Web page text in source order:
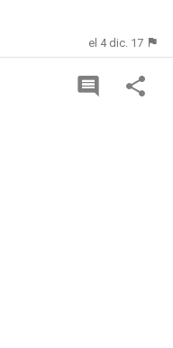
el 4 dic. 17